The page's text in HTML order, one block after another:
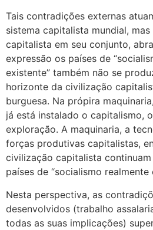
Tais contradições externas
sistema capitalista mundial,
capitalista em seu conjunto,
expressão os países de
existente” também não se
horizonte da civilização
burguesa. Na própira
já está instalado o capitalismo,
exploração. A maquinaria, a
forças produtivas capitalistas,
civilização capitalista
países de “socialismo realmente
Nesta perspectiva, as
desenvolvidos (trabalho
todas as suas implicações)